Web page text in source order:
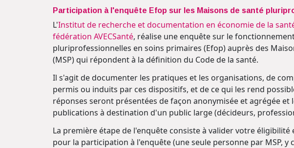
Participation à l'enquête Efop sur les Maisons de santé
L'Institut de recherche et documentation en économie de la
fédération AVECSanté, réalise une enquête sur le
pluriprofessionnelles en soins primaires (Efop) auprès des
(MSP) qui répondent à la définition du Code de la santé.
Il s'agit de documenter les pratiques et les organisations, de
permis ou induits par ces dispositifs, et de ce qui les rend
réponses seront présentées de façon anonymisée et agrégée
publications à destination d'un public large (décideurs,
La première étape de l'enquête consiste à valider votre
pour la participation à l'enquête (une seule personne par MSP, y